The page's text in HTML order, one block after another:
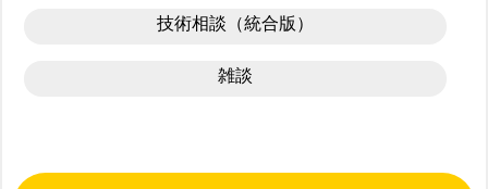
技術相談（統合版）
雑談